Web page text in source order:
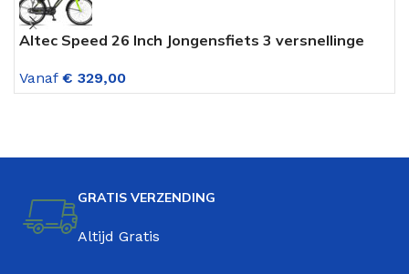
Altec Speed 26 Inch Jongensfiets 3 versnellinge
Vanaf € 329,00
GRATIS VERZENDING
Altijd Gratis